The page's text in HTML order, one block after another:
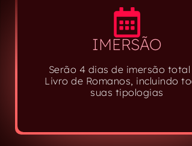
IMERSÃO
Serão 4 dias de imersão total
Livro de Romanos, incluindo
suas tipologias